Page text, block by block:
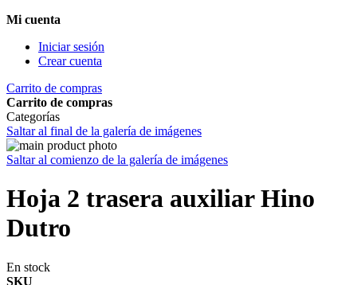
Mi cuenta
Iniciar sesión
Crear cuenta
Carrito de compras
Carrito de compras
Categorías
Saltar al final de la galería de imágenes
Saltar al comienzo de la galería de imágenes
Hoja 2 trasera auxiliar Hino
Dutro
En stock
SKU